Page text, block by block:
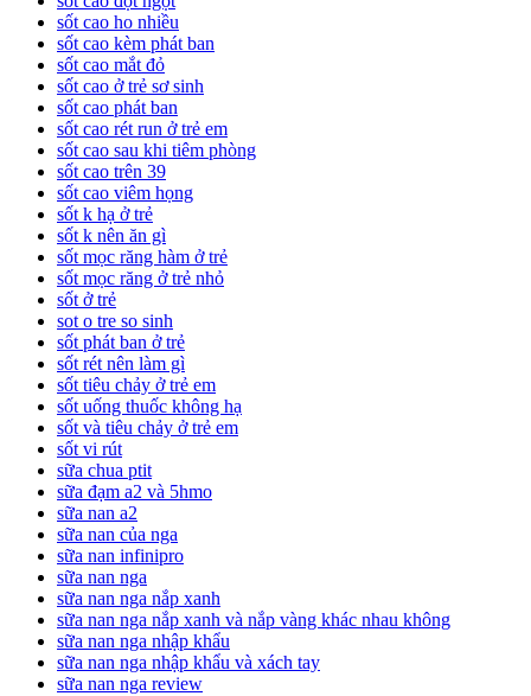
sốt cao ho nhiều
sốt cao kèm phát ban
sốt cao mắt đỏ
sốt cao ở trẻ sơ sinh
sốt cao phát ban
sốt cao rét run ở trẻ em
sốt cao sau khi tiêm phòng
sốt cao trên 39
sốt cao viêm họng
sốt k hạ ở trẻ
sốt k nên ăn gì
sốt mọc răng hàm ở trẻ
sốt mọc răng ở trẻ nhỏ
sốt ở trẻ
sot o tre so sinh
sốt phát ban ở trẻ
sốt rét nên làm gì
sốt tiêu chảy ở trẻ em
sốt uống thuốc không hạ
sốt và tiêu chảy ở trẻ em
sốt vi rút
sữa chua ptit
sữa đạm a2 và 5hmo
sữa nan a2
sữa nan của nga
sữa nan infinipro
sữa nan nga
sữa nan nga nắp xanh
sữa nan nga nắp xanh và nắp vàng khác nhau không
sữa nan nga nhập khẩu
sữa nan nga nhập khẩu và xách tay
sữa nan nga review